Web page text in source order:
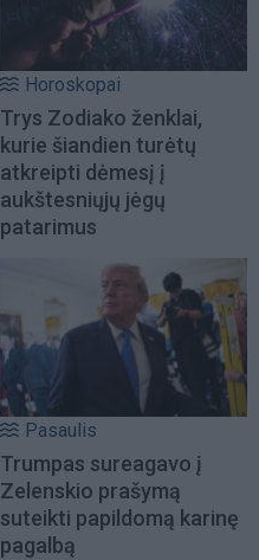
Horoskopai
Trys Zodiako ženklai,
kurie šiandien turėtų
atkreipti dėmesį į
aukštesniųjų jėgų
patarimus
Pasaulis
Trumpas sureagavo į
Zelenskio prašymą
suteikti papildomą karinę
pagalbą